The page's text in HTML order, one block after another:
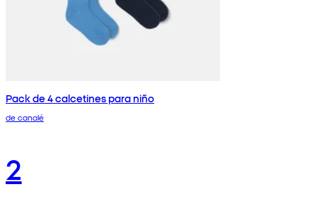
Pack de 4 calcetines para niño
de canalé
2